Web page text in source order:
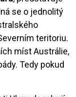
se o jednolitý
teritoriu.
míst Austrálie,
Tedy pokud